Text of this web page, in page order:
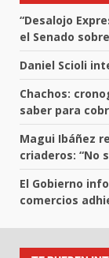
“Desalojo
el Senado
Daniel Scioli
Chachos:
saber para
Magui Ibáñez
criaderos: “No
El Gobierno
comercios